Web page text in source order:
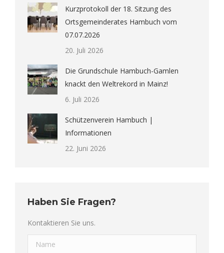
Kurzprotokoll der 18. Sitzung des
Ortsgemeinderates Hambuch vom
07.07.2026
20. Juli 2026
Die Grundschule Hambuch-Gamlen
knackt den Weltrekord in Mainz!
6. Juli 2026
Schützenverein Hambuch |
Informationen
22. Juni 2026
Haben Sie Fragen?
Kontaktieren Sie uns.
Name